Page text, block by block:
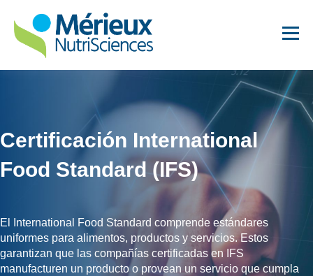
Servicios para
Establecimientos de
Alimentos
Certificación International
Food Standard (IFS)
El International Food Standard comprende estándares
uniformes para alimentos, productos y servicios. Estos
garantizan que las compañías certificadas en IFS
manufacturen un producto o provean un servicio que cumpla